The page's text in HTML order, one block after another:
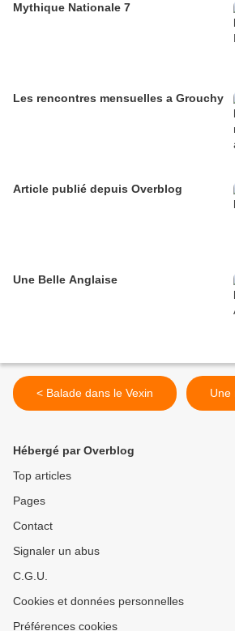
Mythique Nationale 7
Les rencontres mensuelles a Grouchy
Article publié depuis Overblog
Une Belle Anglaise
< Balade dans le Vexin
Hébergé par Overblog
Top articles
Pages
Contact
Signaler un abus
C.G.U.
Cookies et données personnelles
Préférences cookies